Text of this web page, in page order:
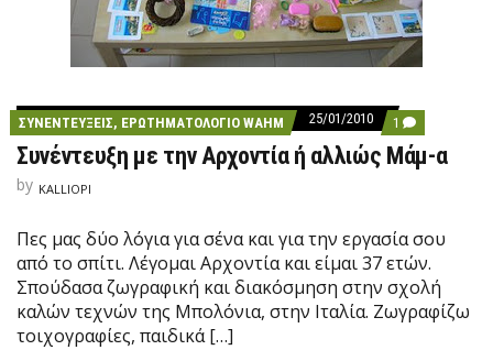
ΣΥΝΕΝΤΕΎΞΕΙΣ, ΕΡΩΤΗΜΑΤΟΛΌΓΙΟ WAHM 25/01/2010 1 C
O
M
O
N
Σ
Υ
Ν
Έ
Συνέντευξη με την Αρχοντία ή αλλιώς Μάμ-α
by KALLIOPI
Πες μας δύο λόγια για σένα και για την εργασία σου
από το σπίτι. Λέγομαι Αρχοντία και είμαι 37 ετών.
Σπούδασα ζωγραφική και διακόσμηση στην σχολή
καλών τεχνών της Μπολόνια, στην Ιταλία. Ζωγραφίζω
τοιχογραφίες, παιδικά […]